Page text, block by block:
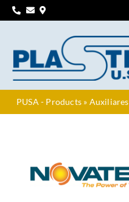
PUSA - Products» Auxiliares